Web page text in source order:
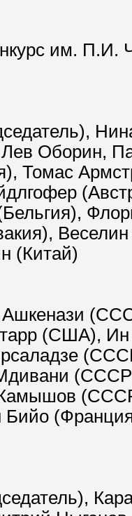
им. П.И.
Оборин,
Томас
(Китай)
(США),
Камышов
Бийо